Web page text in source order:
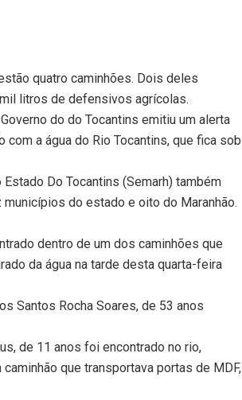
quatro caminhões. Dois deles
litros de defensivos agrícolas.
do do Tocantins emitiu um alerta
a água do Rio Tocantins, que fica sob
Do Tocantins (Semarh) também
do estado e oito do Maranhão.
dentro de um dos caminhões que
da água na tarde desta quarta-feira
Santos Rocha Soares, de 53 anos
de 11 anos foi encontrado no rio,
que transportava portas de MDF,